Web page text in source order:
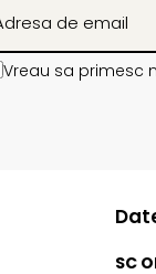
Vreau sa primesc
SC